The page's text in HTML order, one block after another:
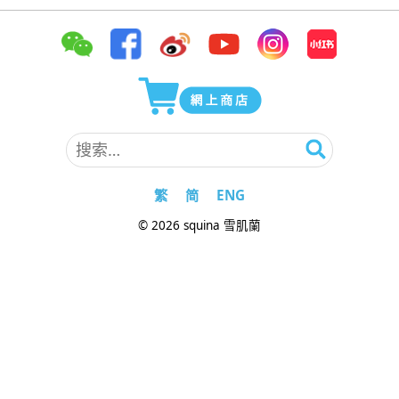
搜
索：
繁 简 ENG
© 2026 squina 雪肌蘭